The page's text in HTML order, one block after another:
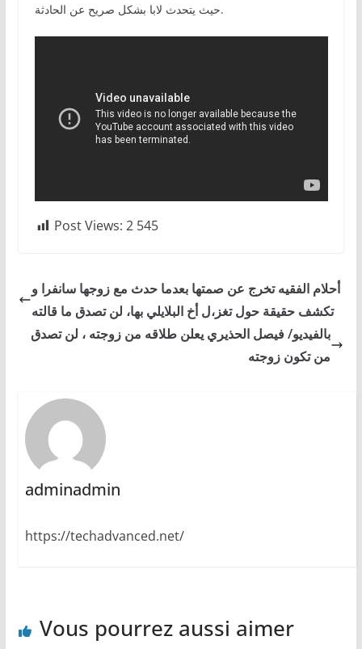
حيث يتحدث لابا بشكل صريح عن الحادثة.
Post Views: 2 545
أحلام الفقيه تخرج عن صمتها بعدما حدث مع زوجها سانفرا و
تكشف حقيقة حول تغز،ل أخ البلايلي بها، لن تصدق ما قالته
بالفيديو/ فيصل الحذيري يعلن طلاقه من زوجته ، لن تصدق
من تكون زوجته
adminadmin
https://techadvanced.net/
Vous pourrez aussi aimer